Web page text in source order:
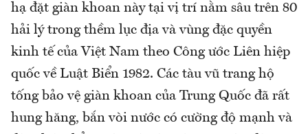
hạ đặt giàn khoan này tại vị trí nằm sâu trên 80
hải lý trong thềm lục địa và vùng đặc quyền
kinh tế của Việt Nam theo Công ước Liên hiệp
quốc về Luật Biển 1982. Các tàu vũ trang hộ
tống bảo vệ giàn khoan của Trung Quốc đã rất
hung hăng, bắn vòi nước có cường độ mạnh và